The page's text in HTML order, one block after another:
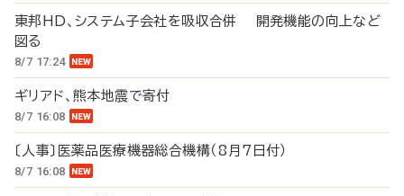
東邦HD、システム子会社を吸収合併 開発機能の向上など
図る
8/7 17:24
ギリアド、熊本地震で寄付
8/7 16:08
〔人事〕医薬品医療機器総合機構（8月7日付）
8/7 16:08